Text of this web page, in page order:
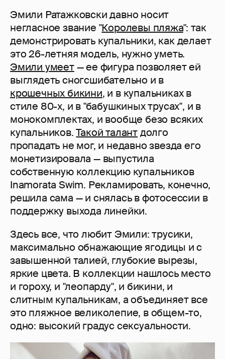
Эмили Ратажковски давно носит
негласное звание "Королевы пляжа": так
демонстрировать купальники, как делает
это 26-летняя модель, нужно уметь.
Эмили умеет— ее фигура позволяет ей
выглядеть сногсшибательно и в
крошечных бикини, и в купальниках в
стиле 80-х, и в "бабушкиных трусах", и в
монокомплектах, и вообще безо всяких
купальников.Такой талантдолго
пропадать не мог, и недавно звезда его
монетизировала — выпустила
собственную коллекцию купальников
Inamorata Swim. Рекламировать, конечно,
решила сама — и снялась в фотосессии в
поддержку выхода линейки.
Здесь все, что любит Эмили: трусики,
максимально обнажающие ягодицы и с
завышенной талией, глубокие вырезы,
яркие цвета. В коллекции нашлось место
и гороху, и "леопарду", и бикини, и
слитным купальникам, а объединяет все
это пляжное великолепие, в общем-то,
одно: высокий градус сексуальности.